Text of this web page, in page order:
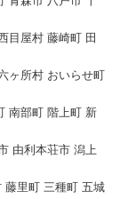
目屋村 藤崎町 田
ヶ所村 おいらせ町
南部町 階上町 新
由利本荘市 潟上
藤里町 三種町 五城